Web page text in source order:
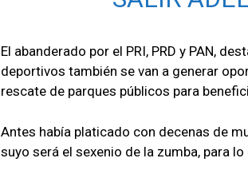
El abanderado por el PRI, PRD y PAN,
deportivos también se van a generar
rescate de parques públicos para
Antes había platicado con decenas de
suyo será el sexenio de la zumba, para